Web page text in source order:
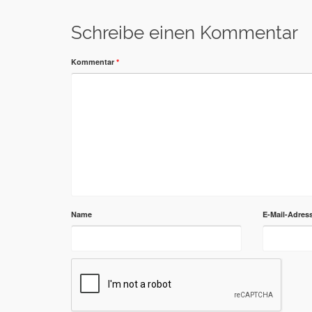
Schreibe einen Kommentar
Kommentar *
Name E-Mail-